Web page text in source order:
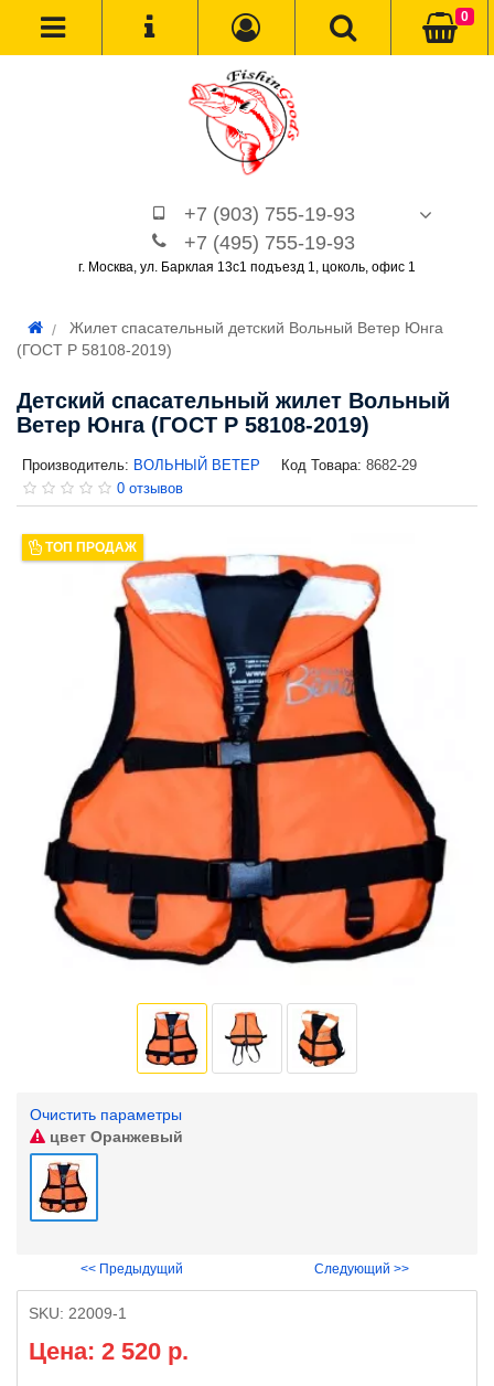
+7 (903) 755-19-93
+7 (495) 755-19-93
г. Москва, ул. Барклая 13с1 подъезд 1, цоколь, офис 1
0
Жилет спасательный детский Вольный Ветер Юнга
(ГОСТ Р 58108-2019)
Детский спасательный жилет Вольный
Ветер Юнга (ГОСТ Р 58108-2019)
Производитель: ВОЛЬНЫЙ ВЕТЕР Код Товара: 8682-29
0 отзывов
ТОП ПРОДАЖ
Очистить параметры
цвет Оранжевый
<< Предыдущий Следующий >>
SKU: 22009-1
Цена: 2 520 р.